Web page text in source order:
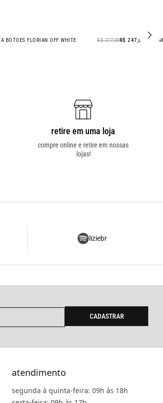
- 11% OFF
CAMISA BOTOES FLORIAN OFF WHITE R$ 277,00 R$
retire em uma loja
compre online e retire em nossas
lojas!
liziebr
CADASTRAR
atendimento
segunda à quinta-feira: 09h às 18h